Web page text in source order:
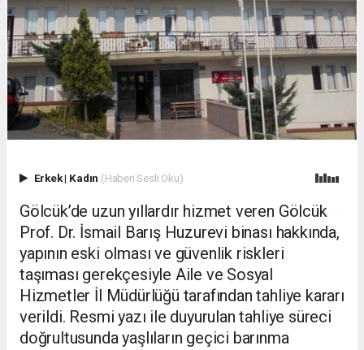
Erkek| Kadın (Haberi Sesli Oku)
Gölcük’de uzun yıllardır hizmet veren Gölcük
Prof. Dr. İsmail Barış Huzurevi binası hakkında,
yapının eski olması ve güvenlik riskleri
taşıması gerekçesiyle Aile ve Sosyal
Hizmetler İl Müdürlüğü tarafından tahliye kararı
verildi. Resmi yazı ile duyurulan tahliye süreci
doğrultusunda yaşlıların geçici barınma